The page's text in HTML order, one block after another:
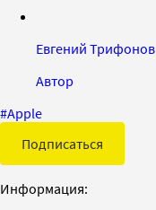
Евгений Трифонов
Автор
#Apple
Подписаться
Информация: